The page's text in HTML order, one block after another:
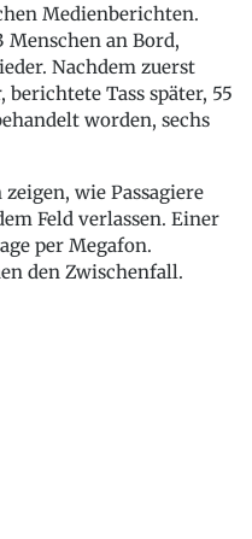
Medienberichten.
Menschen an Bord,
Nachdem zuerst
berichtete Tass später, 55
worden, sechs
wie Passagiere
Feld verlassen. Einer
per Megafon.
den Zwischenfall.